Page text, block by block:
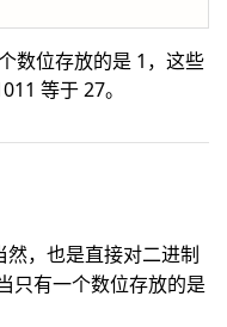
数位存放的是 1，这些
等于 27。
然，也是直接对二进制
只有一个数位存放的是